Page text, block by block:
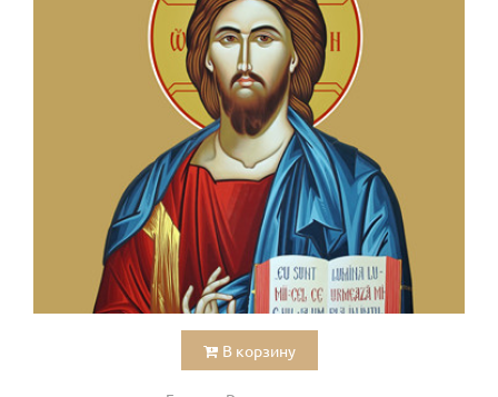
В корзину